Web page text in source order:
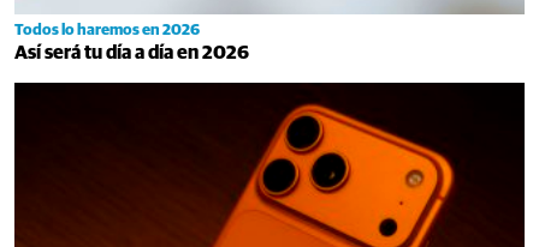
Todos lo haremos en 2026
Así será tu día a día en 2026